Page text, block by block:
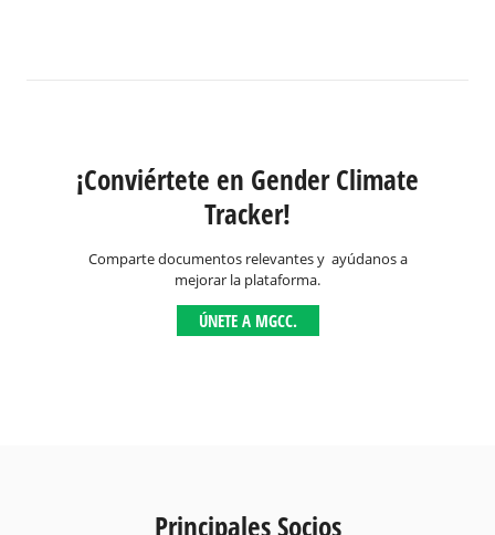
¡Conviértete en Gender Climate
Tracker!
Comparte documentos relevantes y ayúdanos a
mejorar la plataforma.
ÚNETE A MGCC.
Principales Socios